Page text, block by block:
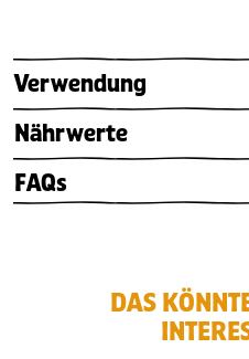
Verwendung
Nährwerte
FAQs
DAS